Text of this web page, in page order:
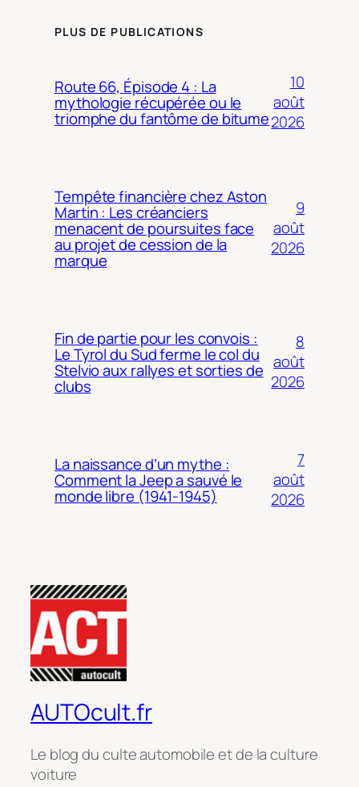
PLUS DE PUBLICATIONS
Route 66, Épisode 4 : La
mythologie récupérée ou le
triomphe du fantôme de bitume
10
août
2026
Tempête financière chez Aston
Martin : Les créanciers
menacent de poursuites face
au projet de cession de la
marque
9
août
2026
Fin de partie pour les convois :
Le Tyrol du Sud ferme le col du
Stelvio aux rallyes et sorties de
clubs
8
août
2026
La naissance d’un mythe :
Comment la Jeep a sauvé le
monde libre (1941-1945)
7
août
2026
AUTOcult.fr
Le blog du culte automobile et de la culture
voiture